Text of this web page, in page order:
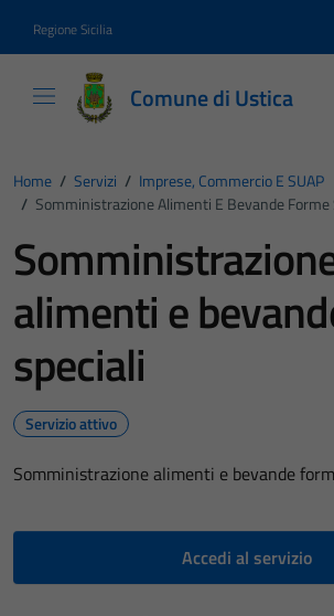
Regione Sicilia
Comune di Ustica
Home / Servizi / Imprese, Commercio E SUAP
/ Somministrazione Alimenti E Bevande Forme
alimenti e
speciali
Servizio attivo
Somministrazione alimenti e bevande
Accedi al servizio